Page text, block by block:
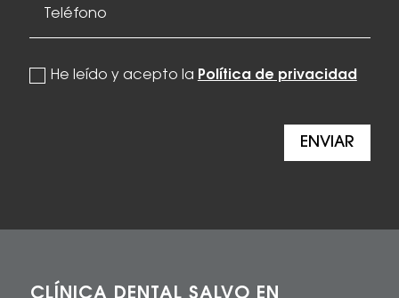
He leído y acepto la Política de privacidad
ENVIAR
CLÍNICA DENTAL SALVO EN